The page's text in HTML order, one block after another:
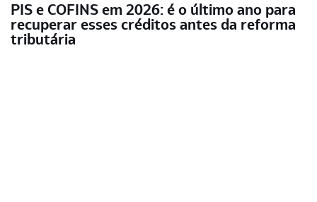
PIS e COFINS em 2026: é o último ano para
recuperar esses créditos antes da reforma
tributária